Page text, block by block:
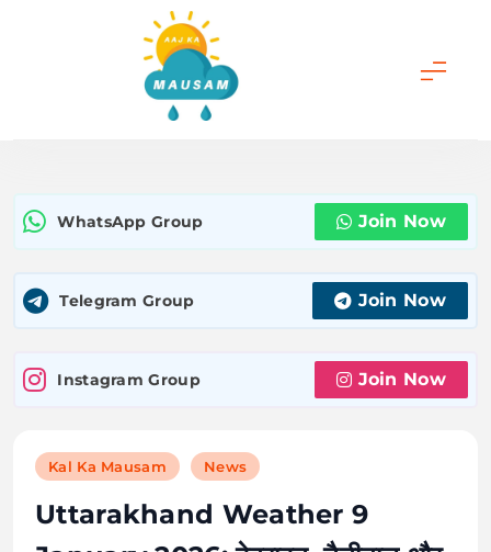
आज का मौसम | कल का
मौसम की जानकारी सबसे
WhatsApp Group Join Now
Telegram Group Join Now
Instagram Group Join Now
Kal Ka Mausam News
Uttarakhand Weather 9